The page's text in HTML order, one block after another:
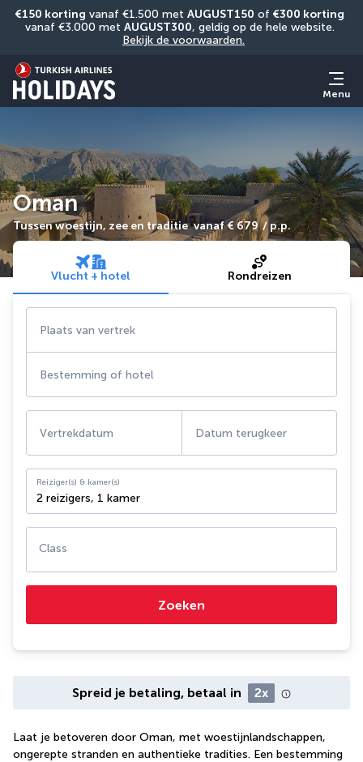
€150 korting vanaf €1.500 met AUGUST150 of €300 korting
vanaf €3.000 met AUGUST300
Bekijk de voorwaarden.
Menu
Oman
Tussen woestijn, zee en traditie vanaf € 679 / p.p.
Vlucht + hotel Rondreizen
Plaats van vertrek
Bestemming of hotel
Vertrekdatum Datum terugkeer
Reiziger(s) & kamer(s)
2 reizigers, 1 kamer
Class
Zoeken
Spreid je betaling, betaal in 2x
Laat je betoveren door Oman, met woestijnlandschappen,
ongerepte stranden en authentieke tradities. Een bestemming